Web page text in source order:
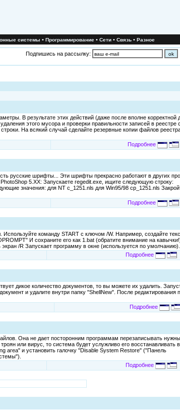
системы•Программирование•Сети•Связь•Разное
Подпишись на рассылку:
В результате этих действий (даже после вполне корректной
этого мусора и проверки правильности записей в
На всякий случай сделайте резервные копии файлов
Подробнее
русские шрифты... Эти шрифты прекрасно работают в других
5.XX: Запускаете regedit.exe, ищите следующую строку:
значения: для NT c_1251.nls для Win95/98 cp_1251.nls
Подробнее
Используйте команду START с ключом /W. Например, создайте
И сохраните его как 1.bat (обратите внимание на
/R Запускает программу в окне (используется по умолчанию).
Подробнее
дикое количество документов, то вы можете их удалить.
и удалите внутри папку "ShellNew". После редактирования
Подробнее
Она не дает посторонним программам перезаписывать
или вирус, то система будет услужливо его восстанавливать
area" и установить галочку "Disable System Restore" ("Панель
Подробнее